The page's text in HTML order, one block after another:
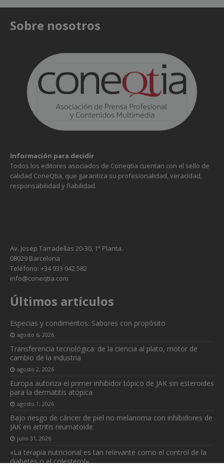
Sobre nosotros
Información para decidir
Todos los editores asociados de Coneqtia cuentan con el sello de
calidad ConeQtia, que garantiza su profesionalidad, veracidad,
responsabilidad y fiabilidad.
Av. Josep Tarradellas 20-30, 1ª Planta.
08029 Barcelona
Teléfono: +34 933 042 582
info@coneqtia.com
Últimos artículos
Especias y condimentos: Sabores con propósito
agosto 6, 2026
Transferencia tecnológica: de la ciencia al plato, motor de
cambio de la industria
agosto 2, 2026
Europa autoriza el primer inhibidor tópico de JAK sin esteroides
para la dermatitis atópica
agosto 1, 2026
Bajo riesgo de cáncer de piel no melanoma con inhibidores de
JAK en artritis reumatoide
julio 31, 2026
«La terapia nutricional es tan relevante como el control de la
diabetes o el colesterol»